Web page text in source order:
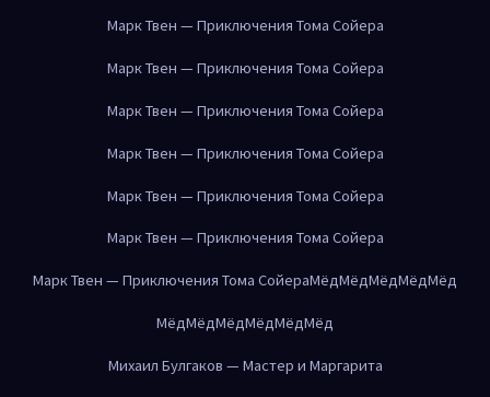
Марк Твен — Приключения Тома Сойера
Марк Твен — Приключения Тома Сойера
Марк Твен — Приключения Тома Сойера
Марк Твен — Приключения Тома Сойера
Марк Твен — Приключения Тома Сойера
Марк Твен — Приключения Тома Сойера
Марк Твен — Приключения Тома СойераМёдМёдМёдМёдМёд
МёдМёдМёдМёдМёдМёд
Михаил Булгаков — Мастер и Маргарита